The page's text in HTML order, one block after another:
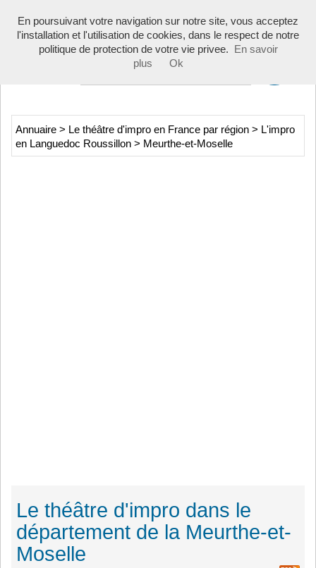
Toggle
Annuaire > Le théâtre d'impro en France par région > L'impro
en Languedoc Roussillon > Meurthe-et-Moselle
Le théâtre d'impro dans le
département de la Meurthe-et-
Moselle
En poursuivant votre navigation sur notre site, vous acceptez
l'installation et l'utilisation de cookies, dans le respect de notre
politique de protection de votre vie privee.
En savoir
plus
Ok